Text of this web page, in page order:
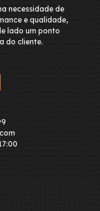
necessidade de
e qualidade,
lado um ponto
do cliente.